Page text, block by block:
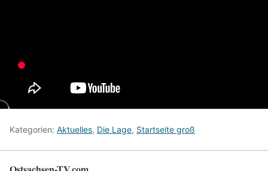
Kategorien: Aktuelles, Die Lage, Startseite groß